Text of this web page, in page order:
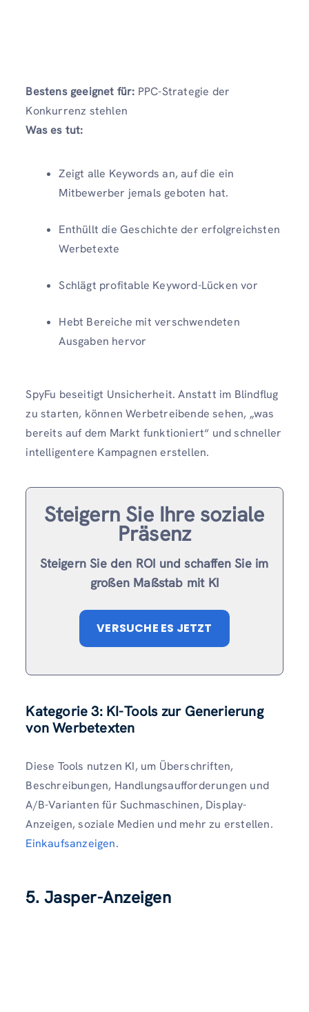
Bestens geeignet für: PPC-Strategie der
Konkurrenz stehlen
Was es tut:
Zeigt alle Keywords an, auf die ein
Mitbewerber jemals geboten hat.
Enthüllt die Geschichte der erfolgreichsten
Werbetexte
Schlägt profitable Keyword-Lücken vor
Hebt Bereiche mit verschwendeten
Ausgaben hervor
SpyFu beseitigt Unsicherheit. Anstatt im Blindflug
zu starten, können Werbetreibende sehen, „was
bereits auf dem Markt funktioniert“ und schneller
intelligentere Kampagnen erstellen.
Steigern Sie Ihre soziale
Präsenz
Steigern Sie den ROI und schaffen Sie im
großen Maßstab mit KI
VERSUCHE ES JETZT
Kategorie 3: KI-Tools zur Generierung
von Werbetexten
Diese Tools nutzen KI, um Überschriften,
Beschreibungen, Handlungsaufforderungen und
A/B-Varianten für Suchmaschinen, Display-
Anzeigen, soziale Medien und mehr zu erstellen.
Einkaufsanzeigen.
5. Jasper-Anzeigen